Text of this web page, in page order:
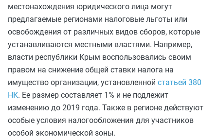
местонахождения юридического лица могут
предлагаемые регионами налоговые льготы или
освобождения от различных видов сборов, которые
устанавливаются местными властями. Например,
власти республики Крым воспользовались своим
правом на снижение общей ставки налога на
имущество организации, установленной статьей 380
НК. Ее размер составляет 1% и не подлежит
изменению до 2019 года. Также в регионе действуют
особые условия налогообложения для участников
особой экономической зоны.